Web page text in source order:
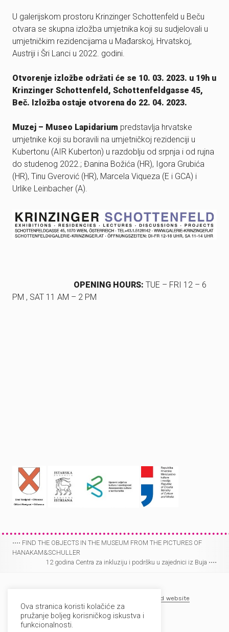
U galerijskom prostoru Krinzinger Schottenfeld u Beču
otvara se skupna izložba umjetnika koji su sudjelovali u
umjetničkim rezidencijama u Mađarskoj, Hrvatskoj,
Austriji i Šri Lanci u 2022. godini.
Otvorenje izložbe održati će se 10. 03. 2023. u 19h u
Krinzinger Schottenfeld, Schottenfeldgasse 45,
Beč. Izložba ostaje otvorena do 22. 04. 2023.
Muzej – Museo Lapidarium predstavlja hrvatske
umjetnike koji su boravili na umjetničkoj rezidenciji u
Kubertonu (AIR Kuberton) u razdoblju od srpnja i od rujna
do studenog 2022.; Đanina Božića (HR), Igora Grubića
(HR), Tinu Gverović (HR), Marcela Viqueza (E i GCA) i
Urlike Leinbacher (A).
OPENING HOURS:TUE – FRI 12 – 6
PM , SAT 11 AM – 2 PM
Post
navigation
⋅⋅⋅⋅ FIND THE OBJECTS IN THE MUSEUM FROM THE PICTURES OF
HANAKAM&SCHULLER
12 godina Centra za inkluziju i podršku u zajednici iz Buja ⋅⋅⋅⋅
Old website
Galerija Rigo E-mail⋅Old website
Copyright © Muzej-Museo Lapidarium, 2007-2026
Ova stranica koristi kolačiće za
pružanje boljeg korisničkog iskustva i
funkcionalnosti.